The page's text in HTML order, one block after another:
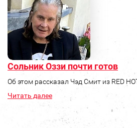
Сольник Оззи почти готов
Об этом рассказал Чэд Смит из RED
Читать далее